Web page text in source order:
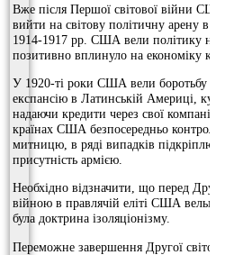
Вже після Першої світової війни
вийти на світову політичну арену в
1914-1917 рр. США вели політику
позитивно вплинуло на економіку
У 1920-ті роки США вели боротьбу за
експансію в Латинській Америці,
надаючи кредити через свої компанії.
країнах США безпосередньо
митницю, в ряді випадків
присутність армією.
Необхідно відзначити, що перед
війною в правлячій еліті США
була доктрина ізоляціонізму.
Переможне завершення Другої